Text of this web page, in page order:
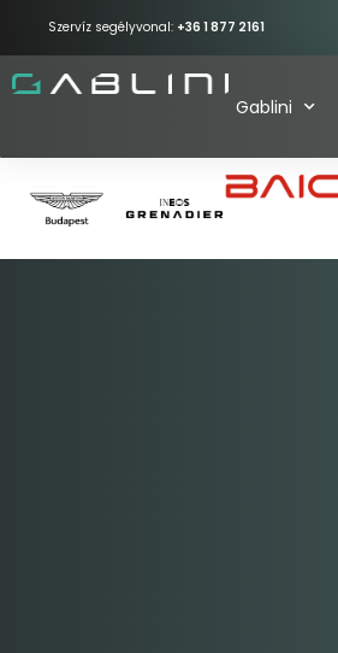
Szervíz segélyvonal: +36 1 877 2161
Gablini